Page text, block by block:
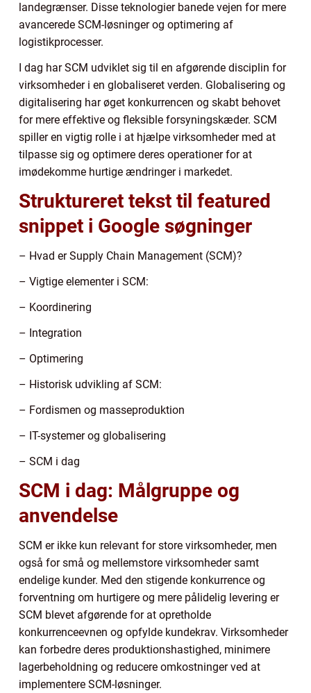
landegrænser. Disse teknologier banede vejen for mere
avancerede SCM-løsninger og optimering af
logistikprocesser.
I dag har SCM udviklet sig til en afgørende disciplin for
virksomheder i en globaliseret verden. Globalisering og
digitalisering har øget konkurrencen og skabt behovet
for mere effektive og fleksible forsyningskæder. SCM
spiller en vigtig rolle i at hjælpe virksomheder med at
tilpasse sig og optimere deres operationer for at
imødekomme hurtige ændringer i markedet.
Struktureret tekst til featured
snippet i Google søgninger
– Hvad er Supply Chain Management (SCM)?
– Vigtige elementer i SCM:
– Koordinering
– Integration
– Optimering
– Historisk udvikling af SCM:
– Fordismen og masseproduktion
– IT-systemer og globalisering
– SCM i dag
SCM i dag: Målgruppe og
anvendelse
SCM er ikke kun relevant for store virksomheder, men
også for små og mellemstore virksomheder samt
endelige kunder. Med den stigende konkurrence og
forventning om hurtigere og mere pålidelig levering er
SCM blevet afgørende for at opretholde
konkurrenceevnen og opfylde kundekrav. Virksomheder
kan forbedre deres produktionshastighed, minimere
lagerbeholdning og reducere omkostninger ved at
implementere SCM-løsninger.